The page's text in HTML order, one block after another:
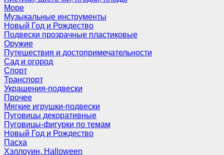
Море
Музыкальные инструменты
Новый Год и Рождество
Подвески прозрачные пластиковые
Оружие
Путешествия и достопримечательности
Сад и огород
Спорт
Транспорт
Украшения-подвески
Прочее
Мягкие игрушки-подвески
Пуговицы декоративные
Пуговицы-фигурки по темам
Новый Год и Рождество
Пасха
Хэллоуин, Halloween